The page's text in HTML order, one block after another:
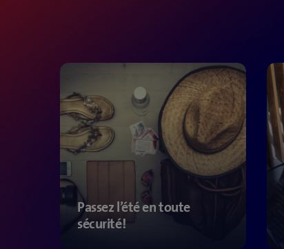
Passez l’été en toute
sécurité!